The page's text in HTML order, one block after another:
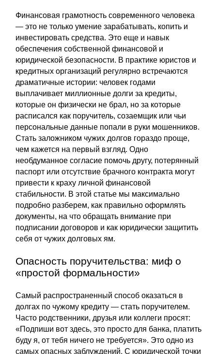
Финансовая грамотность современного человека
— это не только умение зарабатывать, копить и
инвестировать средства. Это еще и навык
обеспечения собственной финансовой и
юридической безопасности. В практике юристов и
кредитных организаций регулярно встречаются
драматичные истории: человек годами
выплачивает миллионные долги за кредиты,
которые он физически не брал, но за которые
расписался как поручитель, созаемщик или чьи
персональные данные попали в руки мошенников.
Стать заложником чужих долгов гораздо проще,
чем кажется на первый взгляд. Одно
необдуманное согласие помочь другу, потерянный
паспорт или отсутствие брачного контракта могут
привести к краху личной финансовой
стабильности. В этой статье мы максимально
подробно разберем, как правильно оформлять
документы, на что обращать внимание при
подписании договоров и как юридически защитить
себя от чужих долговых ям.
Опасность поручительства: миф о
«простой формальности»
Самый распространенный способ оказаться в
долгах по чужому кредиту — стать поручителем.
Часто родственники, друзья или коллеги просят:
«Подпиши вот здесь, это просто для банка, платить
буду я, от тебя ничего не требуется». Это одно из
самых опасных заблуждений. С юридической точки